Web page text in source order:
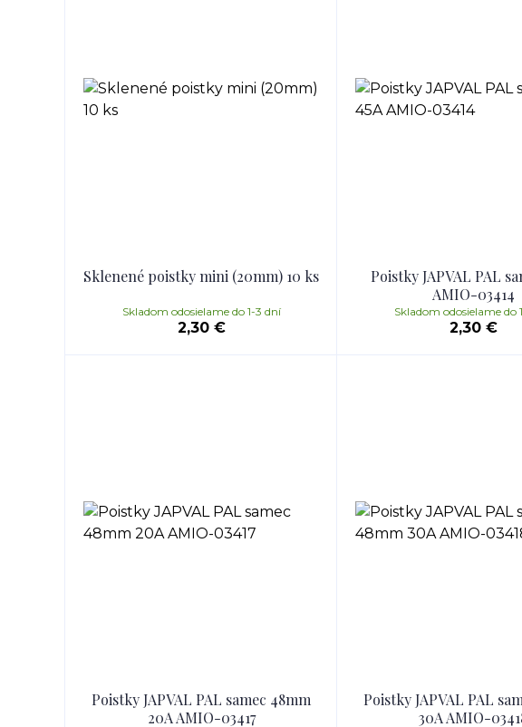
Sklenené poistky mini (20mm) 10 ks
2,30 €
Skladom odosielame do 1-3 dní
Poistky JAPVAL PAL
AMIO-03414
2,30 €
Skladom odosielame do
Poistky JAPVAL PAL samec 48mm
20A AMIO-03417
Poistky JAPVAL PAL
30A AMIO-